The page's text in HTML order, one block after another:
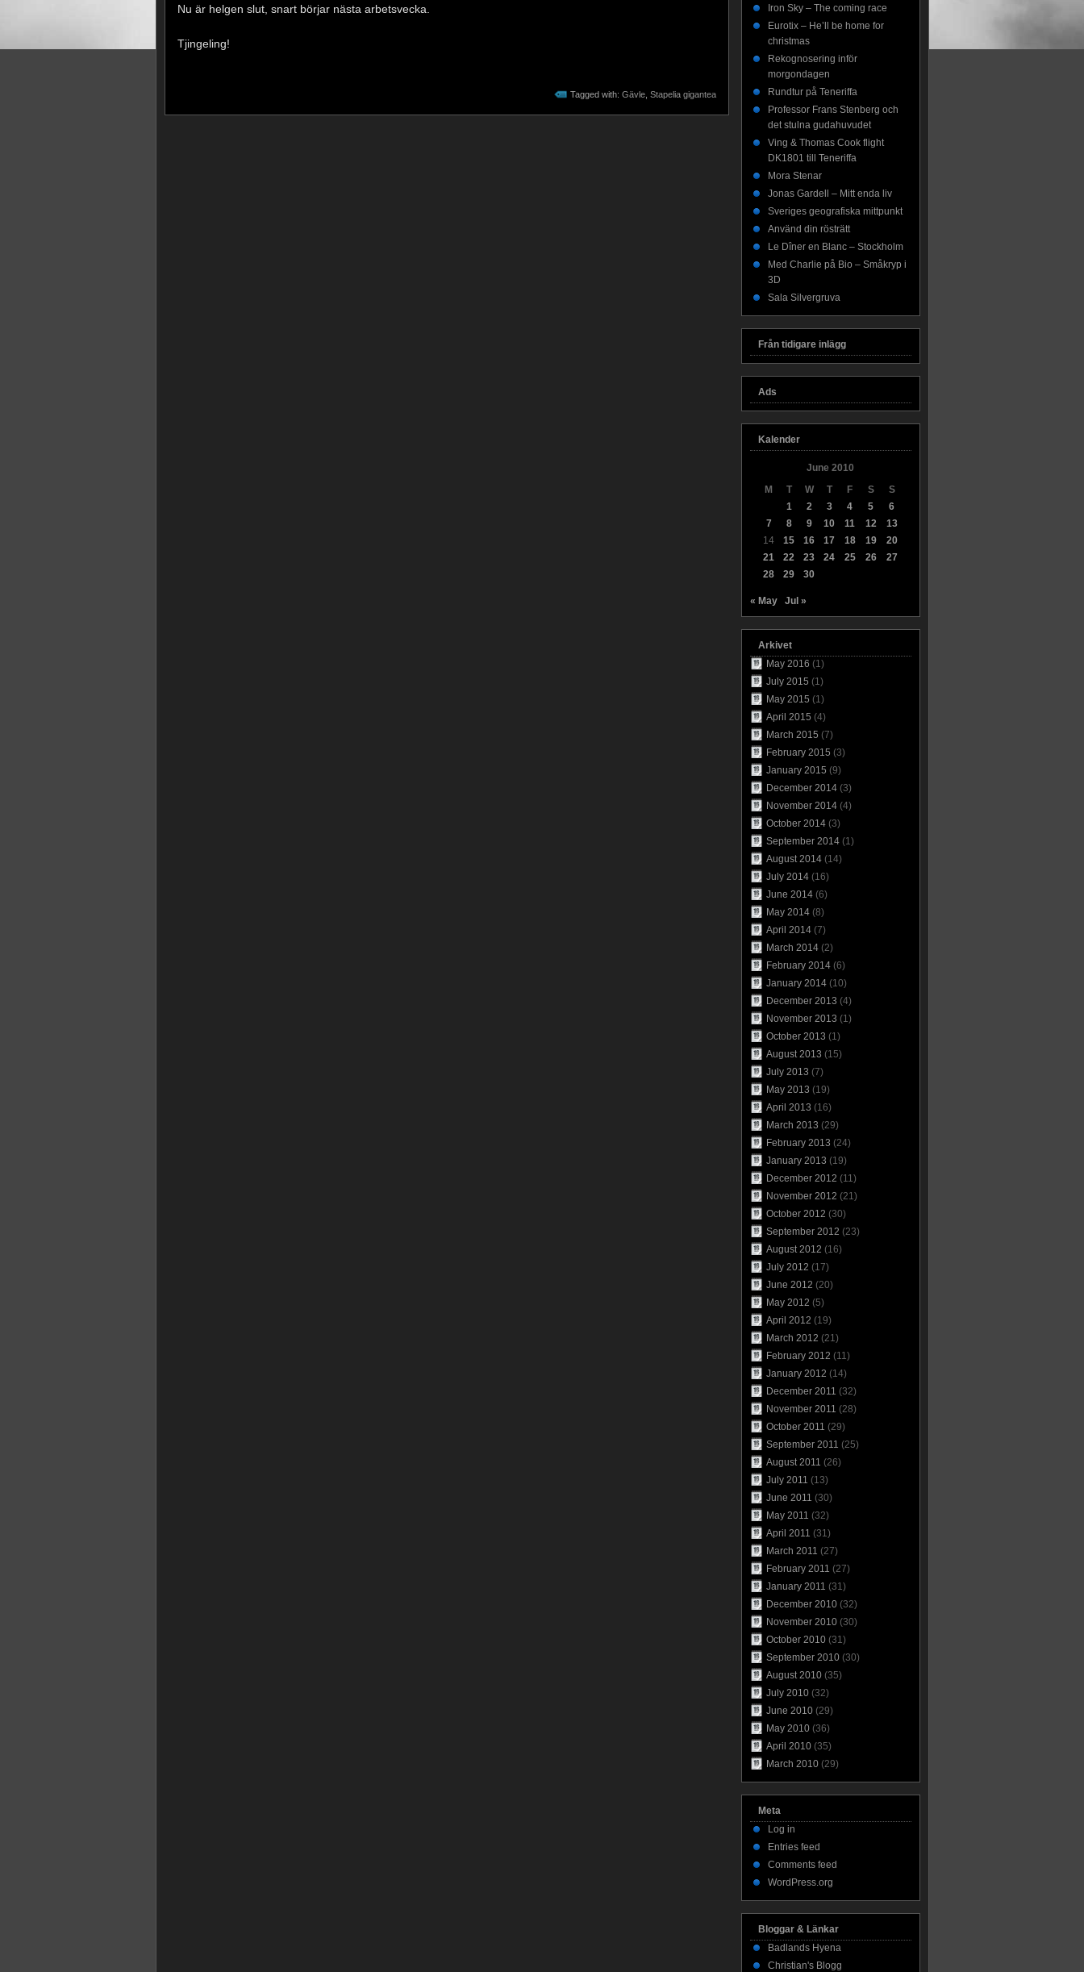
Nu är helgen slut, snart börjar nästa arbetsvecka.
Tjingeling!
Tagged with: Gävle, Stapelia gigantea
Iron Sky – The coming race
Eurotix – He’ll be home for
christmas
Rekognosering inför
morgondagen
Rundtur på Teneriffa
Professor Frans Stenberg och
det stulna gudahuvudet
Ving & Thomas Cook flight
DK1801 till Teneriffa
Mora Stenar
Jonas Gardell – Mitt enda liv
Sveriges geografiska mittpunkt
Använd din rösträtt
Le Dîner en Blanc – Stockholm
Med Charlie på Bio – Småkryp i
3D
Sala Silvergruva
Från tidigare inlägg
Ads
Kalender
June 2010
M
T W T F S
S
1
2 3 4 5
6
7
8 9 10 11 12
13
14
15 16 17 18 19
20
21
22 23 24 25 26
27
28
29 30
« May Jul »
Arkivet
May 2016 (1)
July 2015 (1)
May 2015 (1)
April 2015 (4)
March 2015 (7)
February 2015 (3)
January 2015 (9)
December 2014(3)
November 2014(4)
October 2014(3)
September 2014(1)
August 2014(14)
July 2014(16)
June 2014(6)
May 2014(8)
April 2014(7)
March 2014(2)
February 2014(6)
January 2014(10)
December 2013 (4)
November 2013 (1)
October 2013 (1)
August 2013 (15)
July 2013 (7)
May 2013 (19)
April 2013 (16)
March 2013 (29)
February 2013 (24)
January 2013 (19)
December 2012 (11)
November 2012 (21)
October 2012 (30)
September 2012 (23)
August 2012 (16)
July 2012 (17)
June 2012 (20)
May 2012 (5)
April 2012 (19)
March 2012 (21)
February 2012 (11)
January 2012 (14)
December 2011 (32)
November 2011 (28)
October 2011 (29)
September 2011 (25)
August 2011 (26)
July 2011 (13)
June 2011 (30)
May 2011 (32)
April 2011 (31)
March 2011 (27)
February 2011 (27)
January 2011 (31)
December 2010(32)
November 2010(30)
October 2010(31)
September 2010(30)
August 2010(35)
July 2010(32)
June 2010(29)
May 2010(36)
April 2010(35)
March 2010(29)
Meta
Log in
Entries feed
Comments feed
WordPress.org
Bloggar & Länkar
Badlands Hyena
Christian's Blogg